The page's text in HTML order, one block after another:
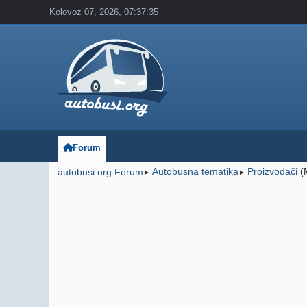
Kolovoz 07, 2026, 07:37:35
Forum
autobusi.org Forum ► Autobusna tematika ► Proizvođači